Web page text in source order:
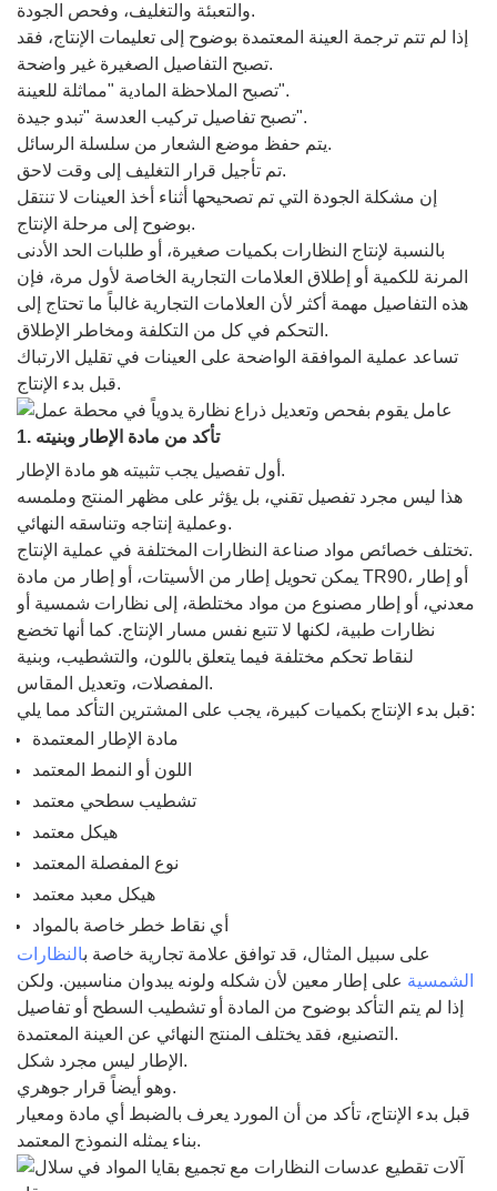
والتعبئة والتغليف، وفحص الجودة.
إذا لم تتم ترجمة العينة المعتمدة بوضوح إلى تعليمات الإنتاج، فقد
تصبح التفاصيل الصغيرة غير واضحة.
تصبح الملاحظة المادية "مماثلة للعينة".
تصبح تفاصيل تركيب العدسة "تبدو جيدة".
يتم حفظ موضع الشعار من سلسلة الرسائل.
تم تأجيل قرار التغليف إلى وقت لاحق.
إن مشكلة الجودة التي تم تصحيحها أثناء أخذ العينات لا تنتقل
بوضوح إلى مرحلة الإنتاج.
بالنسبة لإنتاج النظارات بكميات صغيرة، أو طلبات الحد الأدنى
المرنة للكمية أو إطلاق العلامات التجارية الخاصة لأول مرة، فإن
هذه التفاصيل مهمة أكثر لأن العلامات التجارية غالباً ما تحتاج إلى
التحكم في كل من التكلفة ومخاطر الإطلاق.
تساعد عملية الموافقة الواضحة على العينات في تقليل الارتباك
قبل بدء الإنتاج.
1. تأكد من مادة الإطار وبنيته
أول تفصيل يجب تثبيته هو مادة الإطار.
هذا ليس مجرد تفصيل تقني، بل يؤثر على مظهر المنتج وملمسه
وعملية إنتاجه وتناسقه النهائي.
تختلف خصائص مواد صناعة النظارات المختلفة في عملية الإنتاج.
يمكن تحويل إطار من الأسيتات، أو إطار من مادة TR90، أو إطار
معدني، أو إطار مصنوع من مواد مختلطة، إلى نظارات شمسية أو
نظارات طبية، لكنها لا تتبع نفس مسار الإنتاج. كما أنها تخضع
لنقاط تحكم مختلفة فيما يتعلق باللون، والتشطيب، وبنية
المفصلات، وتعديل المقاس.
قبل بدء الإنتاج بكميات كبيرة، يجب على المشترين التأكد مما يلي:
مادة الإطار المعتمدة
اللون أو النمط المعتمد
تشطيب سطحي معتمد
هيكل معتمد
نوع المفصلة المعتمد
هيكل معبد معتمد
أي نقاط خطر خاصة بالمواد
على سبيل المثال، قد توافق علامة تجارية خاصة بالنظارات
الشمسية على إطار معين لأن شكله ولونه يبدوان مناسبين. ولكن
إذا لم يتم التأكد بوضوح من المادة أو تشطيب السطح أو تفاصيل
التصنيع، فقد يختلف المنتج النهائي عن العينة المعتمدة.
الإطار ليس مجرد شكل.
وهو أيضاً قرار جوهري.
قبل بدء الإنتاج، تأكد من أن المورد يعرف بالضبط أي مادة ومعيار
بناء يمثله النموذج المعتمد.